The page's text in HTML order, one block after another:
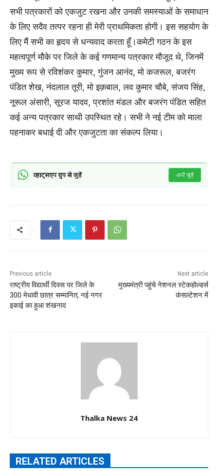
सभी पत्रकारों को एकजुट रखना और उनकी समस्याओं के समाधान
के लिए सदैव तत्पर रहना ही मेरी प्राथमिकता होगी। इस सहयोग के
लिए मैं सभी का हृदय से धन्यवाद करता हूँ।कमेटी गठन के इस
महत्वपूर्ण मौके पर जिले के कई गणमान्य पत्रकार मौजूद थे, जिनमें
मुख्य रूप से रविशंकर कुमार, गुंजन आनंद, मो कजरूल, बजरंग
पंडित शेख, नंदलाल तूरी, मो इक़बाल, लव कुमार चौबे, संजय सिंह,
नूरूल अंसारी, सूरज यादव, प्रशांत मंडल और बजरंग पंडित सहित
कई अन्य पत्रकार साथी उपस्थित रहे। सभी ने नई टीम को माला
पहनाकर बधाई दी और एकजुटता का संकल्प लिया।
Previous article
राष्ट्रीय विद्यार्थी दिवस पर जिले के
300 मेधावी छात्र सम्मानित, नई नगर
इकाई का हुआ शंखनाद
Next article
मुख्यमंत्री पहुंचे नेशनल स्टेकहोल्डर्स
कंसल्टेशन में
Thalka News 24
RELATED ARTICLES